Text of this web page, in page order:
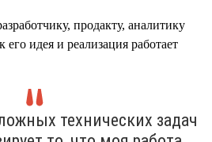
продакту, аналитику
его идея и реализация работает
технических задач